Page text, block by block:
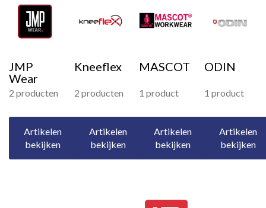
JMP
Wear
2 producten
Artikelen
bekijken
Kneeflex
2 producten
Artikelen
bekijken
MASCOT
1 product
Artikelen
bekijken
ODIN
1 product
Artikelen
bekijken